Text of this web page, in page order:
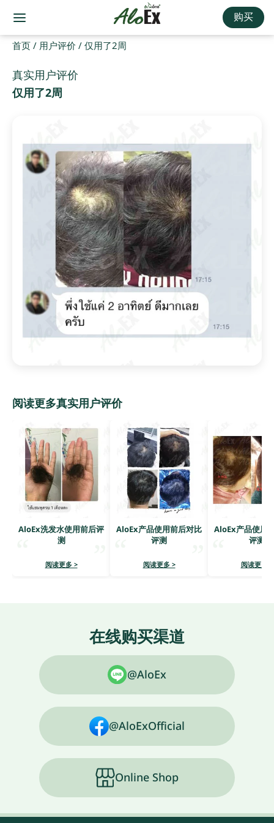
购买
首页/用户评价/仅用了2周
真实用户评价
仅用了2周
阅读更多真实用户评价
AloEx洗发水使用前后评
测
阅读更多 >
AloEx产品使用前后对比
评测
阅读更多 >
AloEx产品使用
评测
阅读更多 >
在线购买渠道
@AloEx
@AloExOfficial
Online Shop